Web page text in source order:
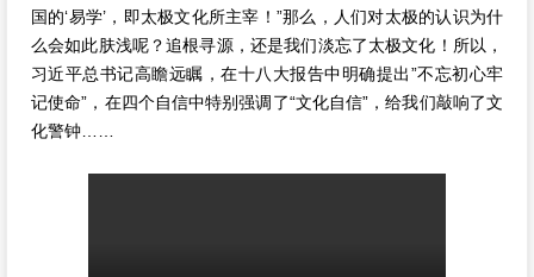
国的‘易学’，即太极文化所主宰！”那么，人们对太极的认识为什
么会如此肤浅呢？追根寻源，还是我们淡忘了太极文化！所以，
习近平总书记高瞻远瞩，在十八大报告中明确提出”不忘初心牢
记使命”，在四个自信中特别强调了“文化自信”，给我们敲响了文
化警钟……